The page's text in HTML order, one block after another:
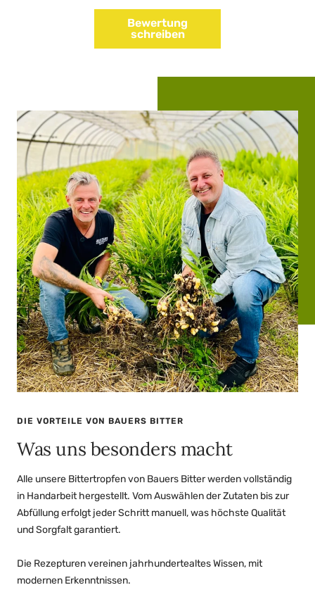
Bewertung
schreiben
DIE VORTEILE VON BAUERS BITTER
Was uns besonders macht
Alle unsere Bittertropfen von Bauers Bitter werden vollständig
in Handarbeit hergestellt. Vom Auswählen der Zutaten bis zur
Abfüllung erfolgt jeder Schritt manuell, was höchste Qualität
und Sorgfalt garantiert.
Die Rezepturen vereinen jahrhundertealtes Wissen, mit
modernen Erkenntnissen.